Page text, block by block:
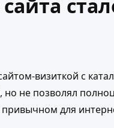
визиткой с
не позволял
для